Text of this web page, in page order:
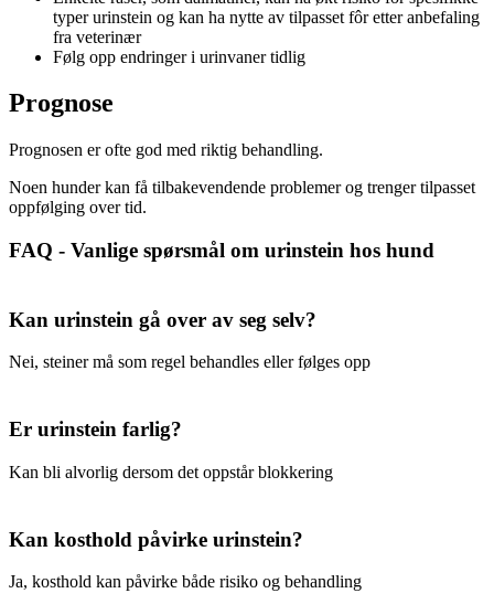
typer urinstein og kan ha nytte av tilpasset fôr etter anbefaling
fra veterinær
Følg opp endringer i urinvaner tidlig
Prognose
Prognosen er ofte god med riktig behandling.
Noen hunder kan få tilbakevendende problemer og trenger tilpasset
oppfølging over tid.
FAQ - Vanlige spørsmål om urinstein hos hund
Kan urinstein gå over av seg selv?
Nei, steiner må som regel behandles eller følges opp
Er urinstein farlig?
Kan bli alvorlig dersom det oppstår blokkering
Kan kosthold påvirke urinstein?
Ja, kosthold kan påvirke både risiko og behandling